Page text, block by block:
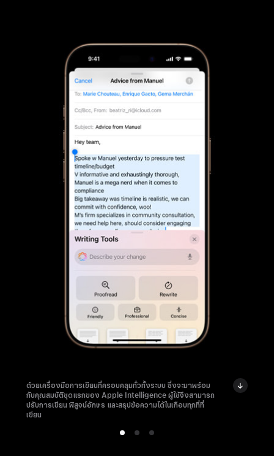
ด้วยเครื่องมือการเขียนที่ครอบคลุมทั่วทั้งระบบ ซึ่งจะมาพร้อม
กับคุณสมบัติชุดแรกของ Apple Intelligence ผู้ใช้จึงสามารถ
ปรับการเขียน พิสูจน์อักษร และสรุปข้อความได้ในเกือบทุกที่ที่
เขียน